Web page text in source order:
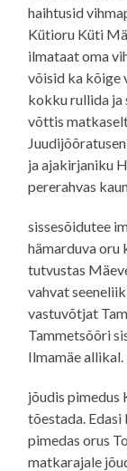
haihtusid
Kütioru Küti
ilmataat oma
võisid ka kõige
kokku rullida ja
võttis
ja ajakirjaniku
pererahvas
sissesõidutee
hämarduva oru
tutvustas
vahvat
vastuvõtjat
Tammetsõõri
Ilmamäe
jõudis pimedus
tõestada.
pimedas orus
matkarajale